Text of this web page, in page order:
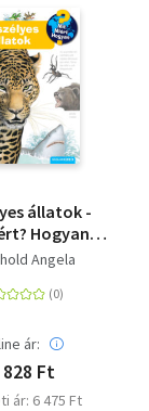
állatok -
Hogyan?
28. Angela
ár:
828 Ft
ár: 6 475 Ft